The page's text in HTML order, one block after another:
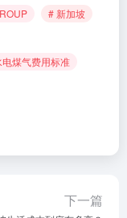
# 新加坡
煤气费用标准
下一篇